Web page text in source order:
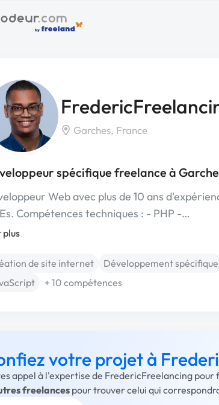
Garches, France
spécifique freelance à
Web avec plus de 10 ans
Compétences techniques : - PHP -…
plus
de site internet Développement spécifique
+ 10 compétences
votre projet à
appel à l'expertise de FredericFreelancing
freelances pour trouver celui qui